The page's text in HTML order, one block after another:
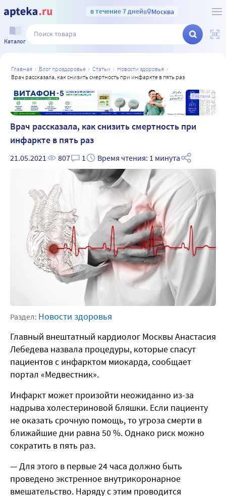
в течение 7 днейв Москва
Каталог
главная блог проздоровье статьи
новости здоровья
врач рассказала, как снизить смертность при инфаркте в пять раз
Реклама
Врач рассказала, как снизить смертность при
инфаркте в пять раз
21.05.2021 807 1 Время чтения: 1 минута
Раздел: Новости здоровья
Главный внештатный кардиолог Москвы Анастасия
Лебедева назвала процедуры, которые спасут
пациентов с инфарктом миокарда, сообщает
портал «Медвестник».
Инфаркт может произойти неожиданно из-за
надрыва холестериновой бляшки. Если пациенту
не оказать срочную помощь, то угроза смерти в
ближайшие дни равна 50 %. Однако риск можно
сократить в пять раз.
— Для этого в первые 24 часа должно быть
проведено экстренное внутрикоронарное
вмешательство. Наряду с этим проводится